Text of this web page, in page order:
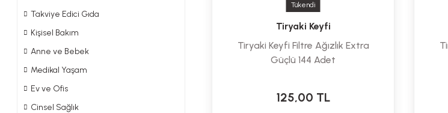
Takviye Edici Gıda
Kişisel Bakım
Anne ve Bebek
Medikal Yaşam
Ev ve Ofis
Cinsel Sağlık
Tükendi
Tiryaki Keyfi
Tiryaki Keyfi Filtre Ağızlık Extra
Güçlü 144 Adet
125,00 TL